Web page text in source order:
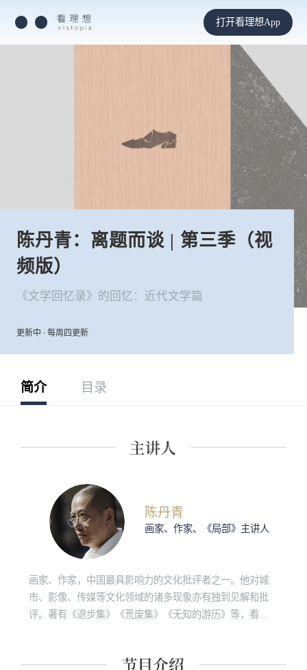
打开看理想App
陈丹青：离题而谈 | 第三季（视
频版）
《文学回忆录》的回忆：近代文学篇
更新中 · 每周四更新
简介 目录
陈丹青
画家、作家、《局部》主讲人
画家、作家，中国最具影响力的文化批评者之一。他对城
市、影像、传媒等文化领域的诸多现象亦有独到见解和批
评。著有《退步集》《荒废集》《无知的游历》等，看理